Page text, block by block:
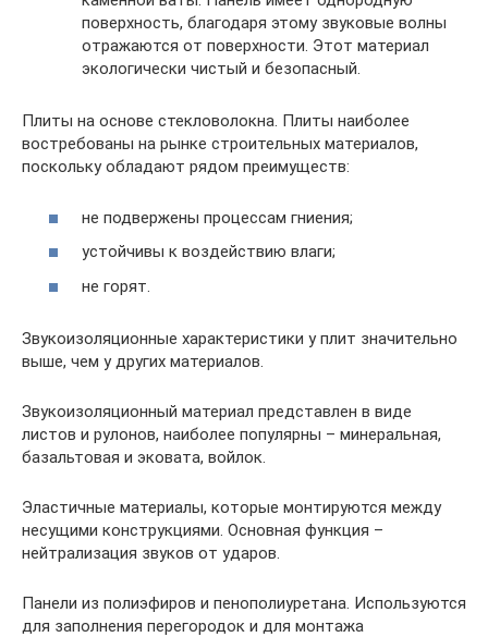
поверхность, благодаря этому звуковые волны
отражаются от поверхности. Этот материал
экологически чистый и безопасный.
Плиты на основе стекловолокна. Плиты наиболее
востребованы на рынке строительных материалов,
поскольку обладают рядом преимуществ:
не подвержены процессам гниения;
устойчивы к воздействию влаги;
не горят.
Звукоизоляционные характеристики у плит значительно
выше, чем у других материалов.
Звукоизоляционный материал представлен в виде
листов и рулонов, наиболее популярны – минеральная,
базальтовая и эковата, войлок.
Эластичные материалы, которые монтируются между
несущими конструкциями. Основная функция –
нейтрализация звуков от ударов.
Панели из полиэфиров и пенополиуретана. Используются
для заполнения перегородок и для монтажа